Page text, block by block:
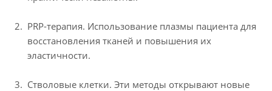
PRP-терапия. Использование плазмы пациента для
восстановления тканей и повышения их
эластичности.
Стволовые клетки. Эти методы открывают новые